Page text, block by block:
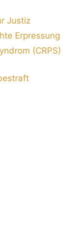
Justiz
Erpressung
(CRPS)